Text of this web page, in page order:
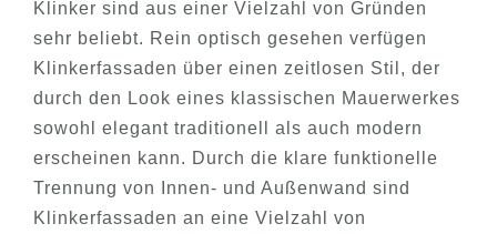
Klinker sind aus einer Vielzahl von Gründen
sehr beliebt. Rein optisch gesehen verfügen
Klinkerfassaden über einen zeitlosen Stil, der
durch den Look eines klassischen Mauerwerkes
sowohl elegant traditionell als auch modern
erscheinen kann. Durch die klare funktionelle
Trennung von Innen- und Außenwand sind
Klinkerfassaden an eine Vielzahl von